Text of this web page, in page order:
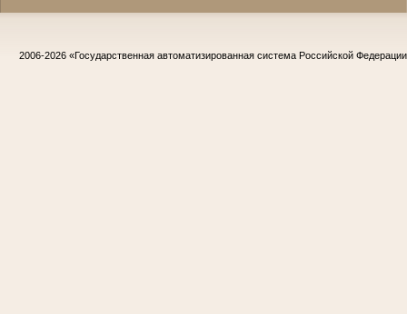
2006-2026 «Государственная автоматизированная система Российской